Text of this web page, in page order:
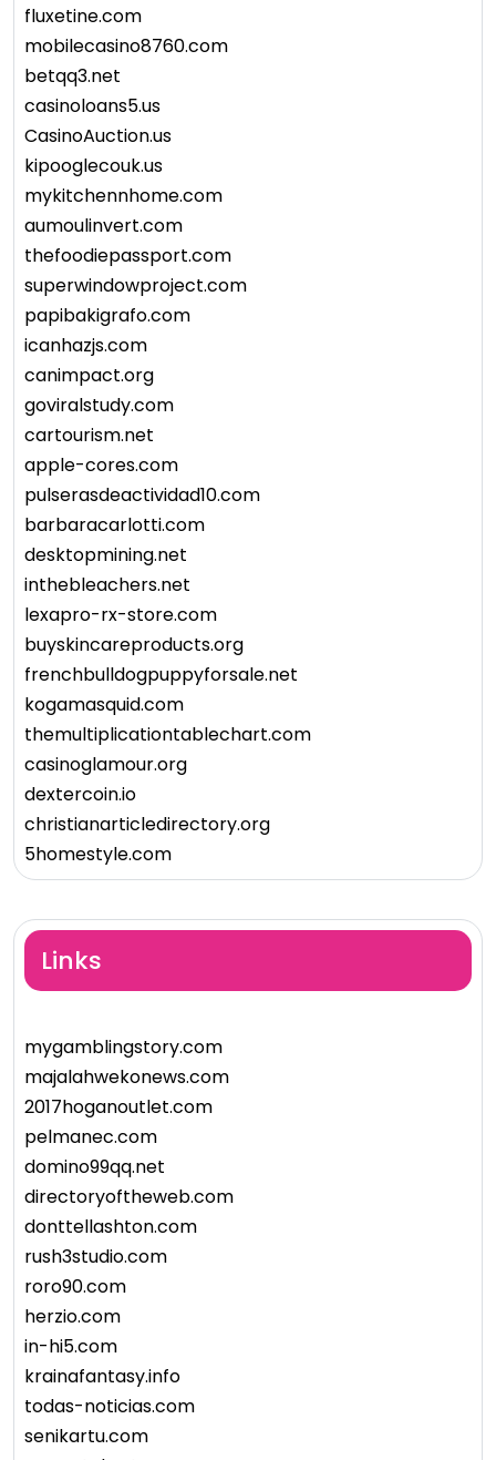
fluxetine.com
mobilecasino8760.com
betqq3.net
casinoloans5.us
CasinoAuction.us
kipooglecouk.us
mykitchennhome.com
aumoulinvert.com
thefoodiepassport.com
superwindowproject.com
papibakigrafo.com
icanhazjs.com
canimpact.org
goviralstudy.com
cartourism.net
apple-cores.com
pulserasdeactividad10.com
barbaracarlotti.com
desktopmining.net
inthebleachers.net
lexapro-rx-store.com
buyskincareproducts.org
frenchbulldogpuppyforsale.net
kogamasquid.com
themultiplicationtablechart.com
casinoglamour.org
dextercoin.io
christianarticledirectory.org
5homestyle.com
Links
mygamblingstory.com
majalahwekonews.com
2017hoganoutlet.com
pelmanec.com
domino99qq.net
directoryoftheweb.com
donttellashton.com
rush3studio.com
roro90.com
herzio.com
in-hi5.com
krainafantasy.info
todas-noticias.com
senikartu.com